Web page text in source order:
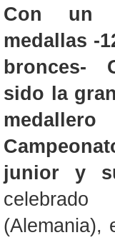
Con un
medallas -
bronces-
sido la
medallero
junior y
(Alemania),